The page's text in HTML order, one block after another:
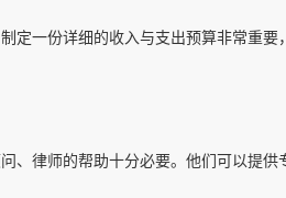
定一份详细的收入与支出预算非常重要
、律师的帮助十分必要。他们可以提